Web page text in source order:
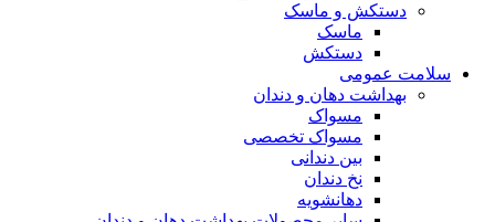
دستکش و ماسک
ماسک
دستکش
سلامت عمومی
بهداشت دهان و دندان
مسواک
مسواک تخصصی
بین دندانی
نخ دندان
دهانشویه